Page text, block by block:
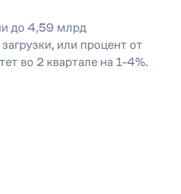
до 4,59 млрд
или процент от
во 2 квартале на 1-4%.